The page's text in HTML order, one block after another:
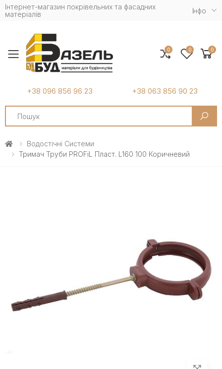
Інтернет-магазин покрівельних та фасадних
матеріалів
Iнфо
Toggle mobile menu
+38 096 856 96 23 +38 063 856 90 23
Search
0 0 0
Водостічні Системи
Тримач Труби PROFiL Пласт. L160 100 Коричневий